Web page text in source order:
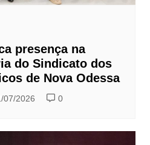
presença na
do Sindicato dos
de Nova Odessa
07/2026 0